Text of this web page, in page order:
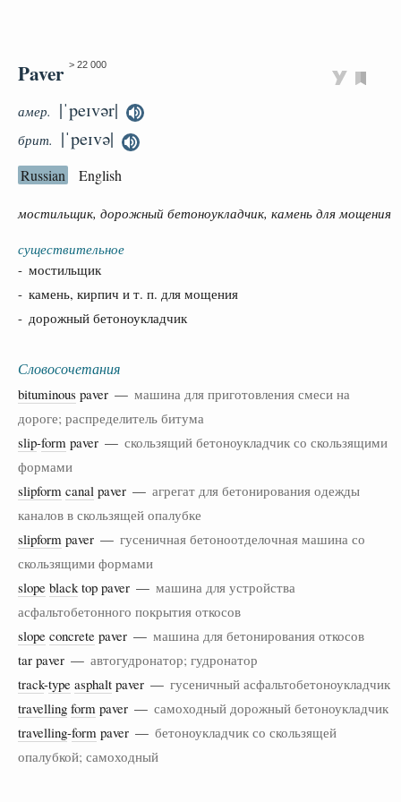
Paver > 22 000
амер. |ˈpeɪvər|
брит. |ˈpeɪvə|
Russian English
мостильщик, дорожный бетоноукладчик, камень для мощения
существительное
- мостильщик
- камень, кирпич и т. п. для мощения
- дорожный бетоноукладчик
Словосочетания
bituminous paver — машина для приготовления смеси на
дороге; распределитель битума
slip-form paver — скользящий бетоноукладчик со скользящими
формами
slipform canal paver — агрегат для бетонирования одежды
каналов в скользящей опалубке
slipform paver — гусеничная бетоноотделочная машина со
скользящими формами
slope black top paver — машина для устройства
асфальтобетонного покрытия откосов
slope concrete paver — машина для бетонирования откосов
tar paver — автогудронатор; гудронатор
track-type asphalt paver — гусеничный асфальтобетоноукладчик
travelling form paver — самоходный дорожный бетоноукладчик
travelling-form paver — бетоноукладчик со скользящей
опалубкой; самоходный